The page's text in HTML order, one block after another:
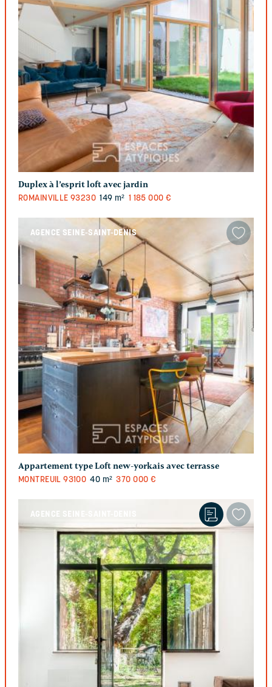
Duplex à l’esprit loft avec jardin
ROMAINVILLE 93230 149 m² 1 185 000 €
AGENCE SEINE-SAINT-DENIS
Appartement type Loft new-yorkais avec terrasse
MONTREUIL 93100 40 m² 370 000 €
AGENCE SEINE-SAINT-DENIS